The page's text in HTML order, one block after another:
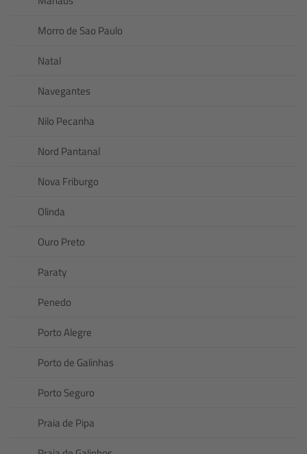
Morro de Sao Paulo
Natal
Navegantes
Nilo Pecanha
Nord Pantanal
Nova Friburgo
Olinda
Ouro Preto
Paraty
Penedo
Porto Alegre
Porto de Galinhas
Porto Seguro
Praia de Pipa